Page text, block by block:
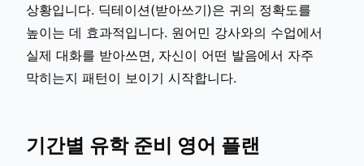
상황입니다. 딕테이션(받아쓰기)은 귀의 정확도를
높이는 데 효과적입니다. 원어민 강사와의 수업에서
실제 대화를 받아쓰면, 자신이 어떤 발음에서 자주
막히는지 패턴이 보이기 시작합니다.
기간별 유학 준비 영어 플랜